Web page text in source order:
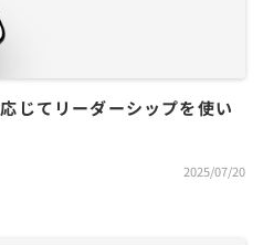
じてリーダーシップを使い
2025/07/20